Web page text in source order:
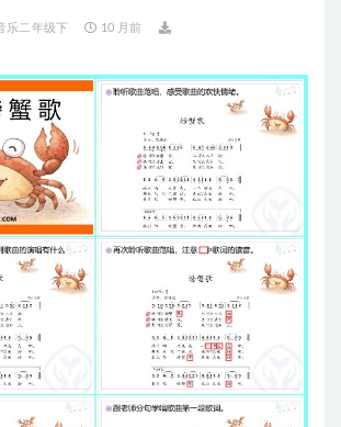
乐二年级下 10 月前